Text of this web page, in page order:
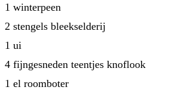
1 winterpeen
2 stengels bleekselderij
1 ui
4 fijngesneden teentjes knoflook
1 el roomboter